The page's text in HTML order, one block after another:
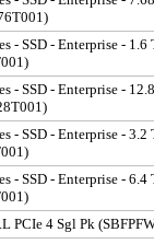
- SSD - Enterprise -
- SSD - Enterprise -
- SSD - Enterprise -
- SSD - Enterprise -
PCIe 4 Sgl Pk